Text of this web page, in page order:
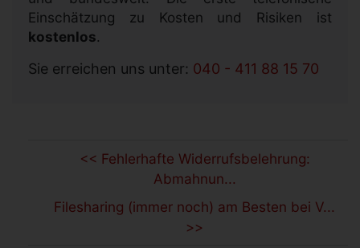
Einschätzung zu Kosten und Risiken ist
kostenlos.
Sie erreichen uns unter: 040 - 411 88 15 70
<< Fehlerhafte Widerrufsbelehrung:
Abmahnun...
Filesharing (immer noch) am Besten bei V...
>>